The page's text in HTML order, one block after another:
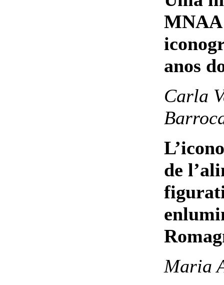
anos
Carla
de
Maria